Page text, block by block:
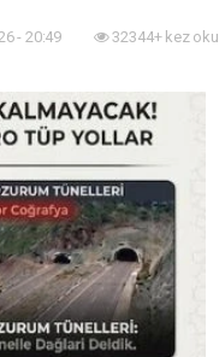
- 20:49 32344+ kez